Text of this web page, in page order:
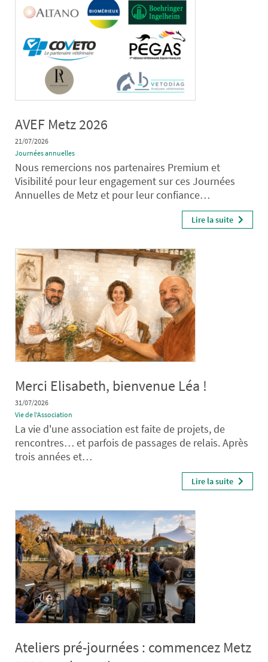
AVEF Metz 2026
21/07/2026
Journées annuelles
Nous remercions nos partenaires Premium et
Visibilité pour leur engagement sur ces Journées
Annuelles de Metz et pour leur confiance…
Lire la suite
Merci Elisabeth, bienvenue Léa !
31/07/2026
Vie de l'Association
La vie d'une association est faite de projets, de
rencontres… et parfois de passages de relais. Après
trois années et…
Lire la suite
Ateliers pré-journées : commencez Metz